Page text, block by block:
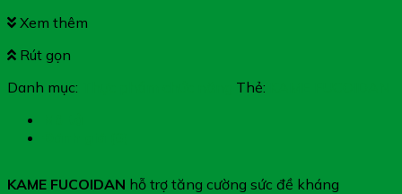
Xem thêm
Rút gọn
Danh mục:
Thẻ:
KAME FUCOIDAN hỗ trợ tăng cường sức đề kháng